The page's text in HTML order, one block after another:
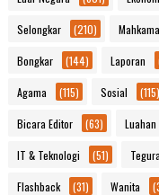
Selongkar (210)
Bongkar (144) Laporan
Agama (115) Sosial (115)
Bicara Editor (63) Luahan
IT & Teknologi (51)
Flashback (31) Wanita